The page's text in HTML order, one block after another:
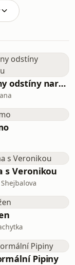
a
v nich
Všechny odstíny narcismu
s Veronikou
Pipiny